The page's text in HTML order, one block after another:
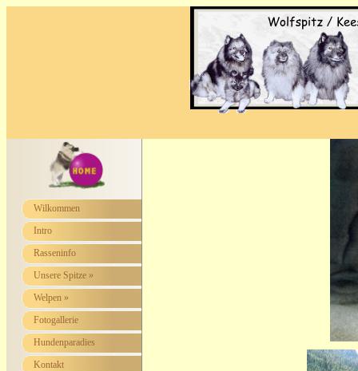
Wilkommen
Intro
Rasseninfo
Unsere Spitze »
Welpen »
Fotogallerie
Hundenparadies
Kontakt